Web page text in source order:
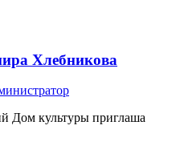
Хлебникова
Дом культуры приглаша